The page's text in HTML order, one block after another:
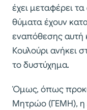
έχει μεταφέρει τα
θύματα έχουν
εναπόθεσης αυτή
Κουλούρι ανήκει
το δυστύχημα.
Όμως, όπως
Μητρώο (ΓΕΜΗ), η